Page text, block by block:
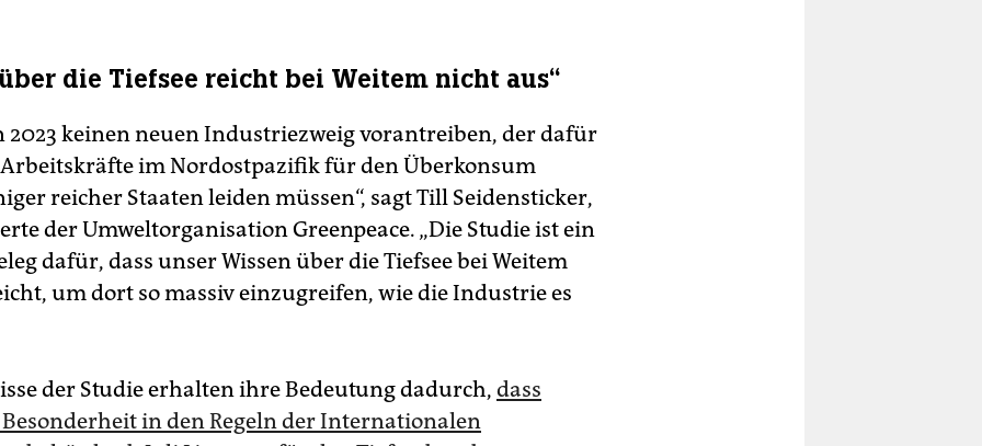
die Tiefsee reicht bei Weitem nicht aus“
2023 keinen neuen Industriezweig vorantreiben, der dafür
Arbeitskräfte im Nordostpazifik für den Überkonsum
reicher Staaten leiden müssen“, sagt Till Seidensticker,
der Umweltorganisation Greenpeace. „Die Studie ist ein
dafür, dass unser Wissen über die Tiefsee bei Weitem
um dort so massiv einzugreifen, wie die Industrie es
der Studie erhalten ihre Bedeutung dadurch, dass
in den Regeln der Internationalen